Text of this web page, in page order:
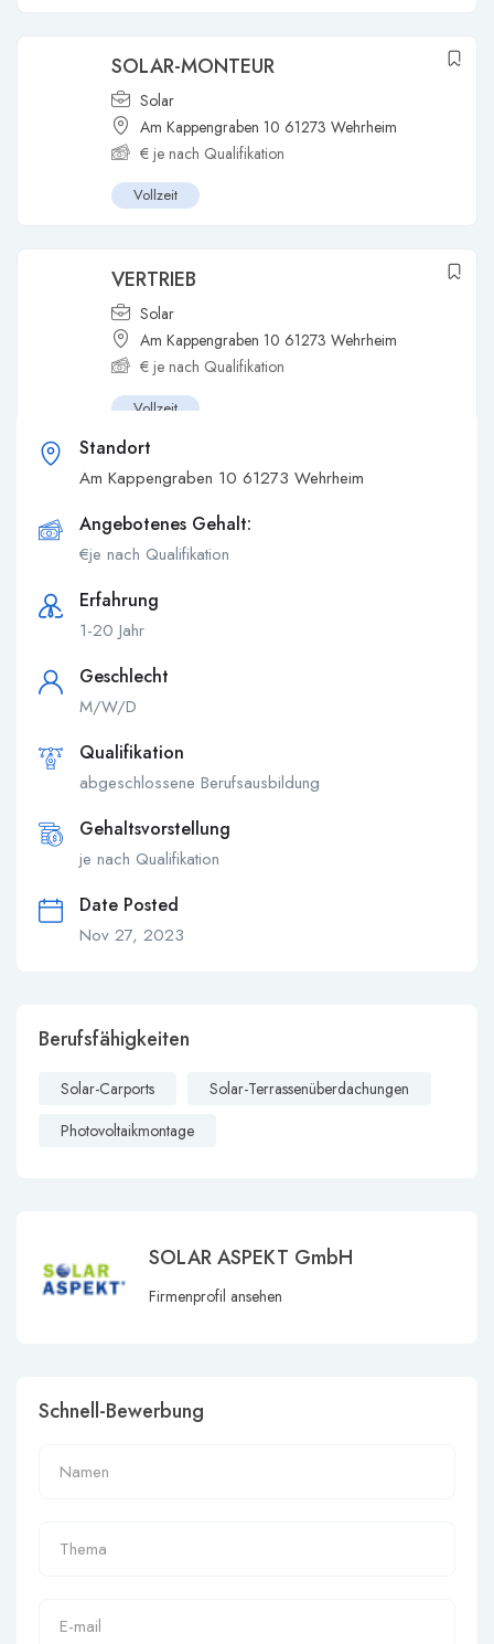
SOLAR-MONTEUR
Solar
Am Kappengraben 10 61273 Wehrheim
€ je nach Qualifikation
Vollzeit
VERTRIEB
Solar
Am Kappengraben 10 61273 Wehrheim
€ je nach Qualifikation
Vollzeit
Standort
Am Kappengraben 10 61273 Wehrheim
Angebotenes Gehalt:
€je nach Qualifikation
Erfahrung
1-20 Jahr
Geschlecht
M/W/D
Qualifikation
abgeschlossene Berufsausbildung
Gehaltsvorstellung
je nach Qualifikation
Date Posted
Nov 27, 2023
Berufsfähigkeiten
Solar-Carports
Solar-Terrassenüberdachungen
Photovoltaikmontage
SOLAR ASPEKT GmbH
Firmenprofil ansehen
Schnell-Bewerbung